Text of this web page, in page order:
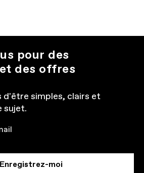
pour des
des offres
d'être simples, clairs et
sujet.
Enregistrez-moi